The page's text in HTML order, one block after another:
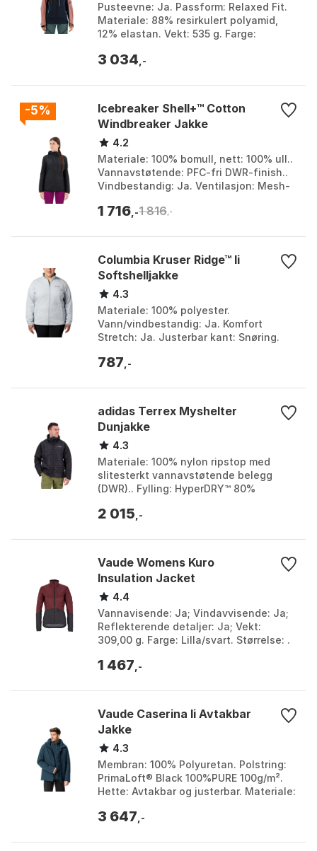
Pusteevne: Ja. Passform: Relaxed Fit.
Materiale: 88% resirkulert polyamid,
12% elastan. Vekt: 535 g. Farge:
Cinder, Golden li...
3 034 ,-
-5%
Icebreaker Shell+™ Cotton
Windbreaker Jakke
4.2
Materiale: 100% bomull, nett: 100% ull..
Vannavstøtende: PFC-fri DWR-finish..
Vindbestandig: Ja. Ventilasjon: Mesh-
Farge: Bla...
1 716 ,-1 816,-
Columbia Kruser Ridge™ Ii
Softshelljakke
4.3
Materiale: 100% polyester.
Vann/vindbestandig: Ja. Komfort
Stretch: Ja. Justerbar kant: Snøring.
787 ,-
adidas Terrex Myshelter
Dunjakke
4.3
Materiale: 100% nylon ripstop med
slitesterkt vannavstøtende belegg
(DWR).. Fylling: HyperDRY™ 80%
Elastiske mansjetter, Bu...
2 015 ,-
Vaude Womens Kuro
Insulation Jacket
4.4
Vannavisende: Ja; Vindavvisende: Ja;
Reflekterende detaljer: Ja; Vekt:
309,00 g. Farge: Lilla/svart. Størrelse: .
1 467 ,-
Vaude Caserina Ii Avtakbar
Jakke
4.3
Membran: 100% Polyuretan. Polstring:
PrimaLoft® Black 100%PURE 100g/m².
Hette: Avtakbar og justerbar. Materiale:
sea uni...
3 647 ,-